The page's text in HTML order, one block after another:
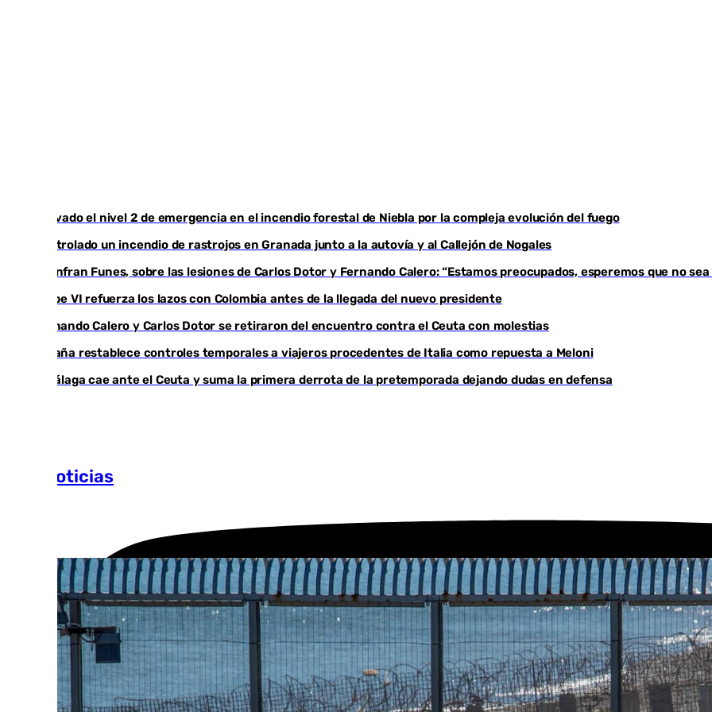
Youtube
Activado el nivel 2 de emergencia en el incendio forestal de Niebla por la compleja evolución del fuego
Controlado un incendio de rastrojos en Granada junto a la autovía y al Callejón de Nogales
Juanfran Funes, sobre las lesiones de Carlos Dotor y Fernando Calero: “Estamos preocupados, esperemos que no sea
Felipe VI refuerza los lazos con Colombia antes de la llegada del nuevo presidente
Fernando Calero y Carlos Dotor se retiraron del encuentro contra el Ceuta con molestias
España restablece controles temporales a viajeros procedentes de Italia como repuesta a Meloni
El Málaga cae ante el Ceuta y suma la primera derrota de la pretemporada dejando dudas en defensa
Más noticias